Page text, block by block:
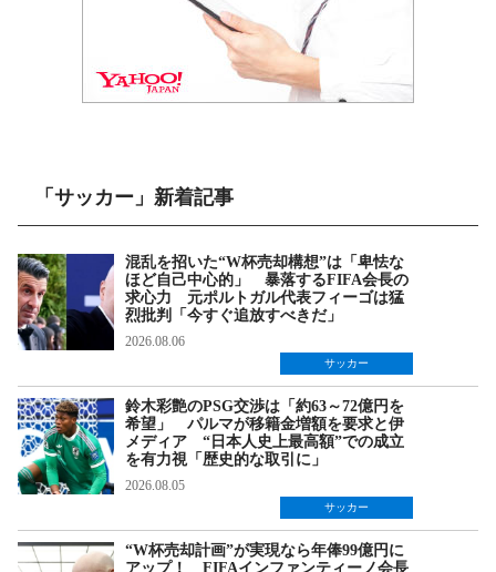
「サッカー」新着記事
混乱を招いた“W杯売却構想”は「卑怯な
ほど自己中心的」 暴落するFIFA会長の
求心力 元ポルトガル代表フィーゴは猛
烈批判「今すぐ追放すべきだ」
2026.08.06
サッカー
鈴木彩艶のPSG交渉は「約63～72億円を
希望」 パルマが移籍金増額を要求と伊
メディア “日本人史上最高額”での成立
を有力視「歴史的な取引に」
2026.08.05
サッカー
“W杯売却計画”が実現なら年俸99億円に
アップ！ FIFAインファンティーノ会長